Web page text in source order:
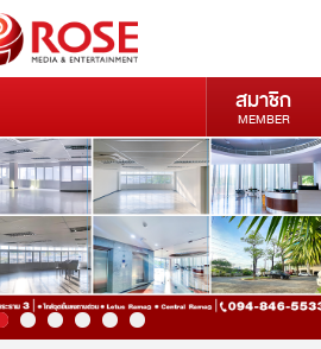
สมาชิก
MEMBER